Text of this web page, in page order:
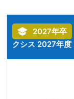
2027年卒
クシス 2027年度